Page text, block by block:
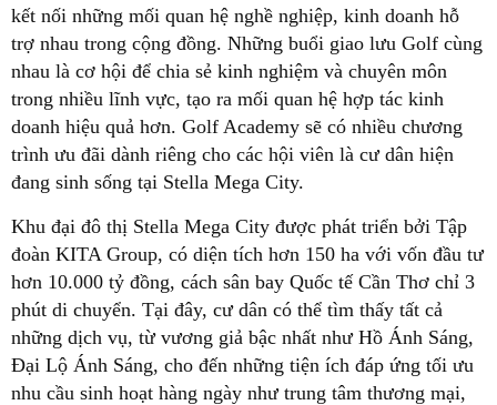
kết nối những mối quan hệ nghề nghiệp, kinh doanh hỗ
trợ nhau trong cộng đồng. Những buổi giao lưu Golf cùng
nhau là cơ hội để chia sẻ kinh nghiệm và chuyên môn
trong nhiều lĩnh vực, tạo ra mối quan hệ hợp tác kinh
doanh hiệu quả hơn. Golf Academy sẽ có nhiều chương
trình ưu đãi dành riêng cho các hội viên là cư dân hiện
đang sinh sống tại Stella Mega City.
Khu đại đô thị Stella Mega City được phát triển bởi Tập
đoàn KITA Group, có diện tích hơn 150 ha với vốn đầu tư
hơn 10.000 tỷ đồng, cách sân bay Quốc tế Cần Thơ chỉ 3
phút di chuyển. Tại đây, cư dân có thể tìm thấy tất cả
những dịch vụ, từ vương giả bậc nhất như Hồ Ánh Sáng,
Đại Lộ Ánh Sáng, cho đến những tiện ích đáp ứng tối ưu
nhu cầu sinh hoạt hàng ngày như trung tâm thương mại,